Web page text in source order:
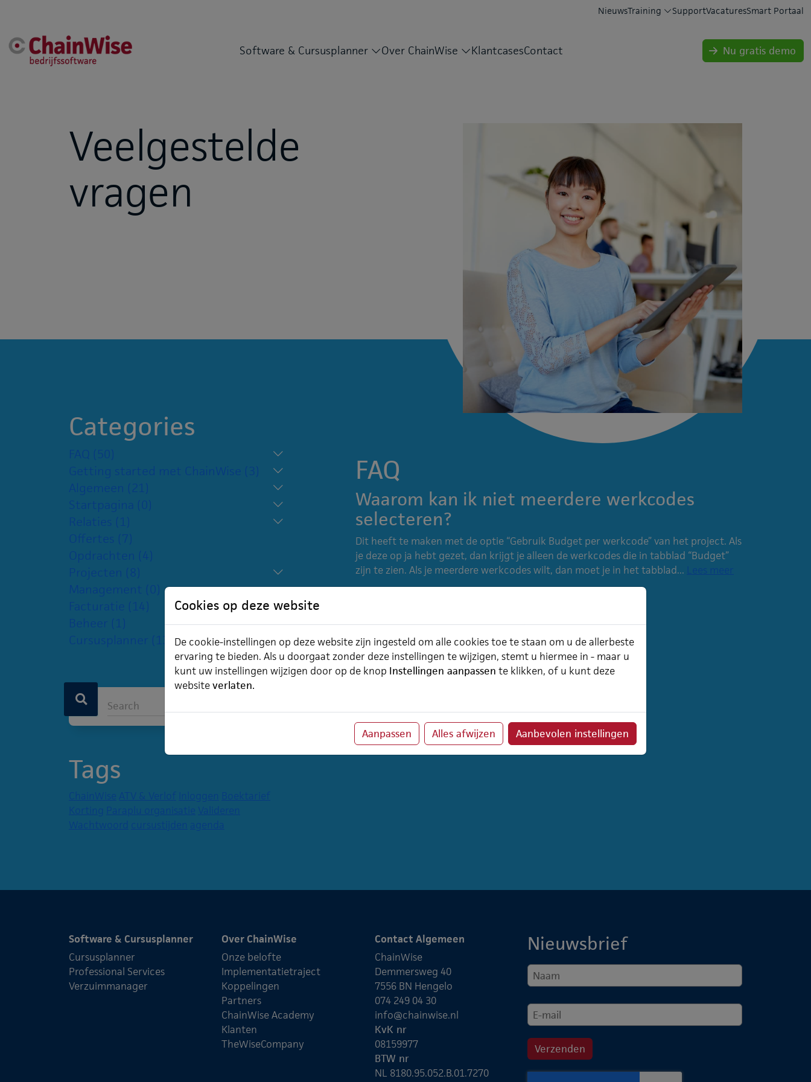
NieuwsTraining SupportVacaturesSmart Portaal
Software & Cursusplanner Over ChainWise KlantcasesContact Nu gratis demo
Veelgestelde
vragen
Categories
FAQ (50)
Getting started met ChainWise (3)
Algemeen (21)
Startpagina (0)
Relaties (1)
Offertes (7)
Opdrachten (4)
Projecten (8)
Management (0)
Facturatie (14)
Beheer (1)
Cursusplanner (13)
Tags
ChainWise ATV & Verlof Inloggen
Boektarief
Korting Paraplu organisatie Valideren
Wachtwoord
cursustijden agenda
FAQ
Waarom kan ik niet meerdere werkcodes
selecteren?
Dit heeft te maken met de optie “Gebruik Budget per werkcode” van het project. Als
je deze op ja hebt gezet, dan krijgt je alleen de werkcodes die in tabblad “Budget”
zijn te zien. Als je meerdere werkcodes wilt, dan moet je in het tabblad... Lees meer
Software & Cursusplanner
Cursusplanner
Professional Services
Verzuimmanager
Over ChainWise
Onze belofte
Implementatietraject
Koppelingen
Partners
ChainWise Academy
Klanten
TheWiseCompany
Contact Algemeen
ChainWise
Demmersweg 40
7556 BN Hengelo
074 249 04 30
info@chainwise.nl
KvK nr
08159977
BTW nr
NL 8180.95.052.B.01.7270
Nieuwsbrief
Cookies op deze website
De cookie-instellingen op deze website zijn ingesteld om alle cookies toe te staan om u de allerbeste
ervaring te bieden. Als u doorgaat zonder deze instellingen te wijzigen, stemt u hiermee in - maar u
kunt uw instellingen wijzigen door op de knop Instellingen aanpassen te klikken, of u kunt deze
websiteverlaten.
Aanpassen Alles afwijzen Aanbevolen instellingen